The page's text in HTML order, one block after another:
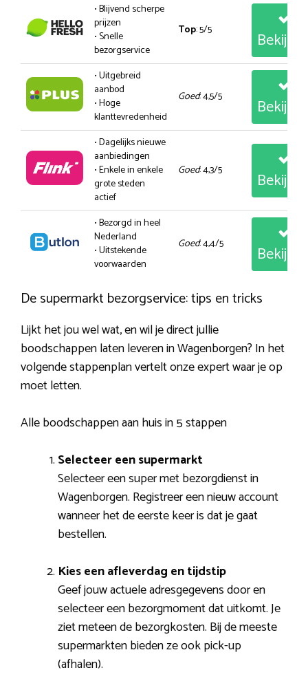
• Blijvend scherpe
prijzen
• Snelle
bezorgservice
Top: 5/5
• Uitgebreid
aanbod
• Hoge
klanttevredenheid
Goed: 4,5/5
• Dagelijks nieuwe
aanbiedingen
• Enkele in enkele
grote steden
actief
Goed: 4,3/5
• Bezorgd in heel
Nederland
• Uitstekende
voorwaarden
Goed: 4,4/5
De supermarkt bezorgservice: tips en tricks
Lijkt het jou wel wat, en wil je direct jullie
boodschappen laten leveren in Wagenborgen? In het
volgende stappenplan vertelt onze expert waar je op
moet letten.
Alle boodschappen aan huis in 5 stappen
Selecteer een supermarkt
Selecteer een super met bezorgdienst in
Wagenborgen. Registreer een nieuw account
wanneer het de eerste keer is dat je gaat
bestellen.
Kies een afleverdag en tijdstip
Geef jouw actuele adresgegevens door en
selecteer een bezorgmoment dat uitkomt. Je
ziet meteen de bezorgkosten. Bij de meeste
supermarkten bieden ze ook pick-up
(afhalen).